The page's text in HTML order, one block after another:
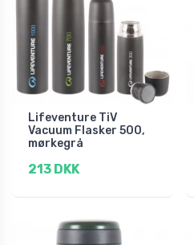
Lifeventure TiV
Vacuum Flasker 500,
mørkegrå
213 DKK